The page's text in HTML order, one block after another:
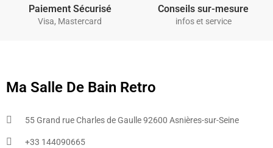
Paiement Sécurisé
Visa, Mastercard
Conseils sur-mesure
infos et service
Ma Salle De Bain Retro
55 Grand rue Charles de Gaulle 92600 Asnières-sur-Seine
+33 144090665​